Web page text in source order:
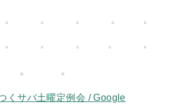
サバ土曜定例会 / Google